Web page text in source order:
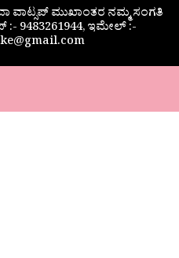
ವಾಟ್ಸಪ್ ಮುಖಾಂತರ ನಮ್ಮ ಸಂಗತಿ
:- 9483261944, ಇಮೇಲ್ :-